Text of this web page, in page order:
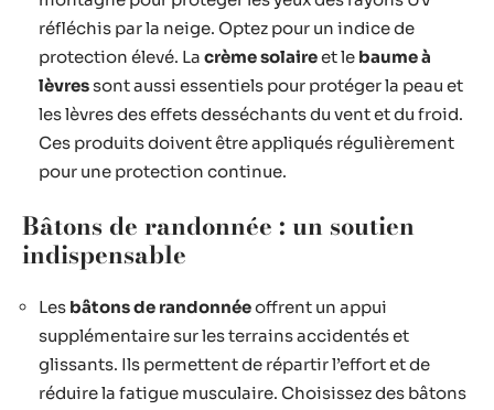
réfléchis par la neige. Optez pour un indice de
protection élevé. La crème solaireet le baume à
lèvressont aussi essentiels pour protéger la peau et
les lèvres des effets desséchants du vent et du froid.
Ces produits doivent être appliqués régulièrement
pour une protection continue.
Bâtons de randonnée : un soutien
indispensable
Les bâtons de randonnéeoffrent un appui
supplémentaire sur les terrains accidentés et
glissants. Ils permettent de répartir l’effort et de
réduire la fatigue musculaire. Choisissez des bâtons